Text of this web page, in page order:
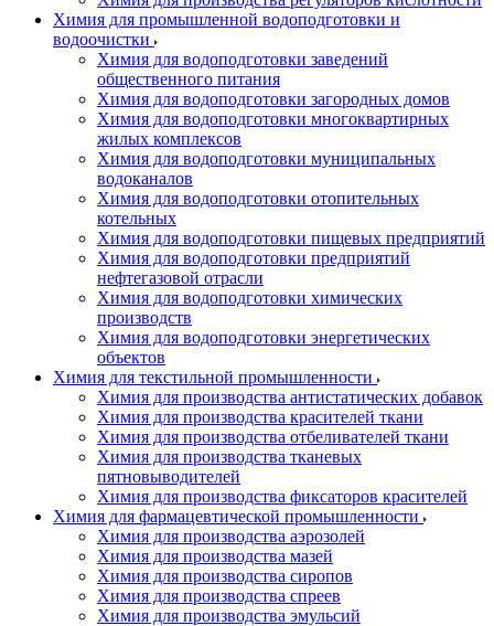
Химия для промышленной водоподготовки и
водоочистки
Химия для водоподготовки заведений
общественного питания
Химия для водоподготовки загородных домов
Химия для водоподготовки многоквартирных
жилых комплексов
Химия для водоподготовки муниципальных
водоканалов
Химия для водоподготовки отопительных
котельных
Химия для водоподготовки пищевых предприятий
Химия для водоподготовки предприятий
нефтегазовой отрасли
Химия для водоподготовки химических
производств
Химия для водоподготовки энергетических
объектов
Химия для текстильной промышленности
Химия для производства антистатических добавок
Химия для производства красителей ткани
Химия для производства отбеливателей ткани
Химия для производства тканевых
пятновыводителей
Химия для производства фиксаторов красителей
Химия для фармацевтической промышленности
Химия для производства аэрозолей
Химия для производства мазей
Химия для производства сиропов
Химия для производства спреев
Химия для производства эмульсий